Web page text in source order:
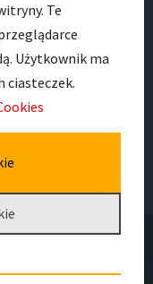
Te
Użytkownik ma
ciasteczek.